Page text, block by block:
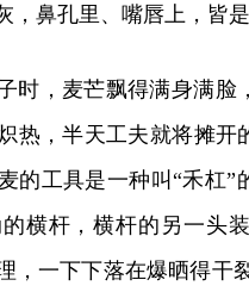
，鼻孔里、嘴唇上，皆
时，麦芒飘得满身满脸
热，半天工夫就将摊开
的工具是一种叫“禾杠
横杆，横杆的另一头
，一下下落在爆晒得